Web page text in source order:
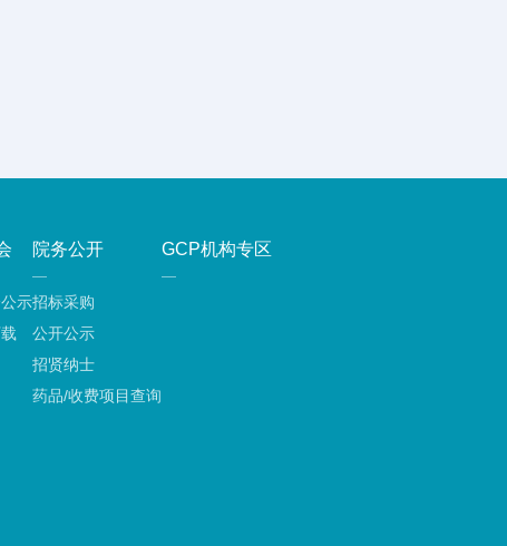
示
院务公开
招标采购
公开公示
招贤纳士
药品/收费项目查询
GCP机构专区